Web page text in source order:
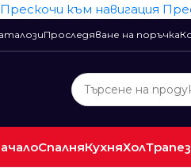
Прескочи към навигация
Проследяване на поръчка
СпалняКухняХол